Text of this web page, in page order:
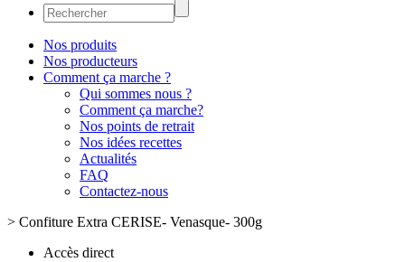
Nos produits
Nos producteurs
Comment ça marche ?
Qui sommes nous ?
Comment ça marche?
Nos points de retrait
Nos idées recettes
Actualités
FAQ
Contactez-nous
> Confiture Extra CERISE- Venasque- 300g
Accès direct